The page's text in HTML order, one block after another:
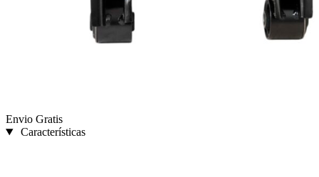
Envio Gratis
Características